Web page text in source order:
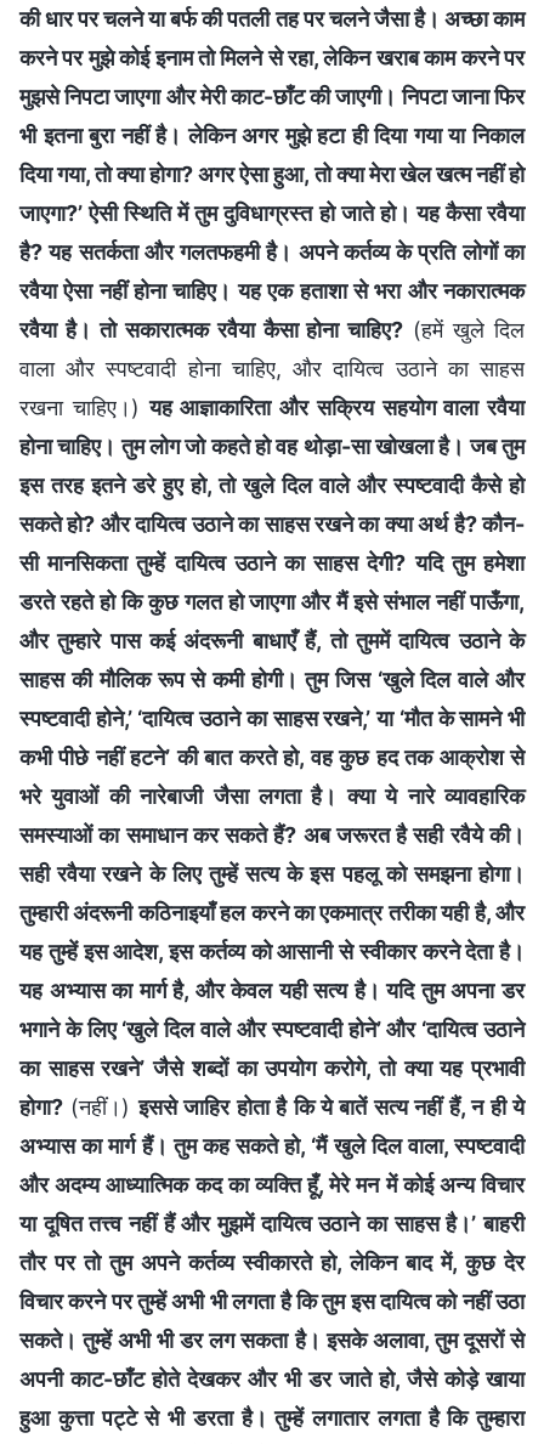
की धार पर चलने या बर्फ की पतली तह पर चलने जैसा है। अच्छा काम
करने पर मुझे कोई इनाम तो मिलने से रहा, लेकिन खराब काम करने पर
मुझसे निपटा जाएगा और मेरी काट-छाँट की जाएगी। निपटा जाना फिर
भी इतना बुरा नहीं है। लेकिन अगर मुझे हटा ही दिया गया या निकाल
दिया गया, तो क्या होगा? अगर ऐसा हुआ, तो क्या मेरा खेल खत्म नहीं हो
जाएगा?’ ऐसी स्थिति में तुम दुविधाग्रस्त हो जाते हो। यह कैसा रवैया
है? यह सतर्कता और गलतफहमी है। अपने कर्तव्य के प्रति लोगों का
रवैया ऐसा नहीं होना चाहिए। यह एक हताशा से भरा और नकारात्मक
रवैया है। तो सकारात्मक रवैया कैसा होना चाहिए? (हमें खुले दिल
वाला और स्पष्टवादी होना चाहिए, और दायित्व उठाने का साहस
रखना चाहिए।)यह आज्ञाकारिता और सक्रिय सहयोग वाला रवैया
होना चाहिए। तुम लोग जो कहते हो वह थोड़ा-सा खोखला है। जब तुम
इस तरह इतने डरे हुए हो, तो खुले दिल वाले और स्पष्टवादी कैसे हो
सकते हो? और दायित्व उठाने का साहस रखने का क्या अर्थ है? कौन-
सी मानसिकता तुम्हें दायित्व उठाने का साहस देगी? यदि तुम हमेशा
डरते रहते हो कि कुछ गलत हो जाएगा और मैं इसे संभाल नहीं पाऊँगा,
और तुम्हारे पास कई अंदरूनी बाधाएँ हैं, तो तुममें दायित्व उठाने के
साहस की मौलिक रूप से कमी होगी। तुम जिस ‘खुले दिल वाले और
स्पष्टवादी होने,’ ‘दायित्व उठाने का साहस रखने,’ या ‘मौत के सामने भी
कभी पीछे नहीं हटने’ की बात करते हो, वह कुछ हद तक आक्रोश से
भरे युवाओं की नारेबाजी जैसा लगता है। क्या ये नारे व्यावहारिक
समस्याओं का समाधान कर सकते हैं? अब जरूरत है सही रवैये की।
सही रवैया रखने के लिए तुम्हें सत्य के इस पहलू को समझना होगा।
तुम्हारी अंदरूनी कठिनाइयाँ हल करने का एकमात्र तरीका यही है, और
यह तुम्हें इस आदेश, इस कर्तव्य को आसानी से स्वीकार करने देता है।
यह अभ्यास का मार्ग है, और केवल यही सत्य है। यदि तुम अपना डर
भगाने के लिए ‘खुले दिल वाले और स्पष्टवादी होने’ और ‘दायित्व उठाने
का साहस रखने’ जैसे शब्दों का उपयोग करोगे, तो क्या यह प्रभावी
होगा? (नहीं।)इससे जाहिर होता है कि ये बातें सत्य नहीं हैं, न ही ये
अभ्यास का मार्ग हैं। तुम कह सकते हो, ‘मैं खुले दिल वाला, स्पष्टवादी
और अदम्य आध्यात्मिक कद का व्यक्ति हूँ, मेरे मन में कोई अन्य विचार
या दूषित तत्त्व नहीं हैं और मुझमें दायित्व उठाने का साहस है।’ बाहरी
तौर पर तो तुम अपने कर्तव्य स्वीकारते हो, लेकिन बाद में, कुछ देर
विचार करने पर तुम्हें अभी भी लगता है कि तुम इस दायित्व को नहीं उठा
सकते। तुम्हें अभी भी डर लग सकता है। इसके अलावा, तुम दूसरों से
अपनी काट-छाँट होते देखकर और भी डर जाते हो, जैसे कोड़े खाया
हुआ कुत्ता पट्टे से भी डरता है। तुम्हें लगातार लगता है कि तुम्हारा